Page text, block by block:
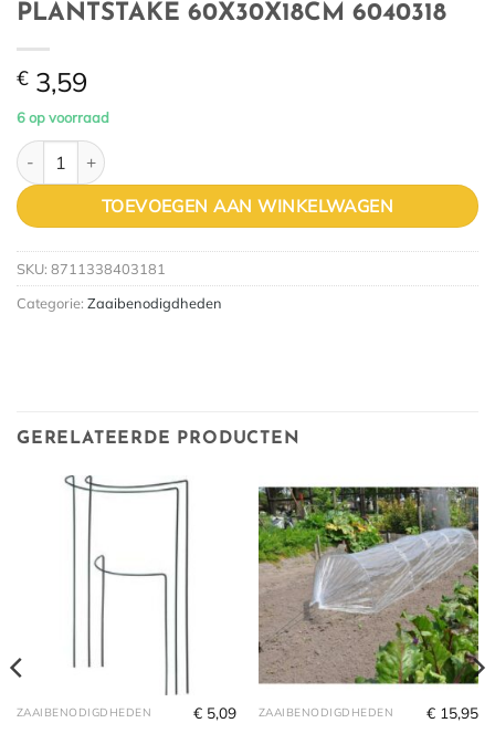
PLANTSTAKE 60X30X18CM 6040318
€ 3,59
6 op voorraad
PLANTSTAKE 60X30X18CM 6040318 aantal
TOEVOEGEN AAN WINKELWAGEN
SKU: 8711338403181
Categorie: Zaaibenodigdheden
GERELATEERDE PRODUCTEN
ZAAIBENODIGDHEDEN € 5,09 ZAAIBENODIGDHEDEN € 15,95